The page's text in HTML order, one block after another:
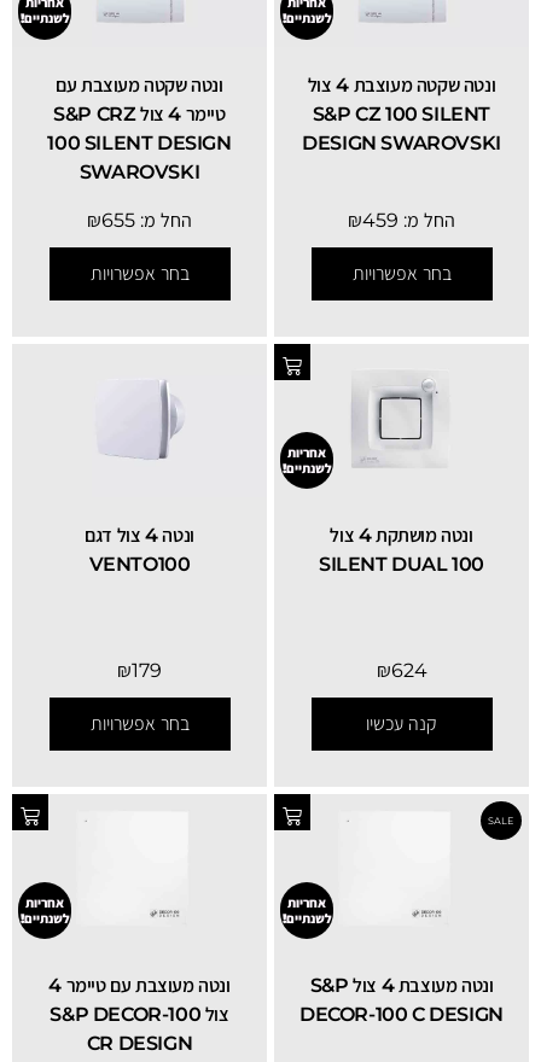
SALE
‏ונטה שקטה מעוצבת 4 צול
S&P CZ 100 SILENT
DESIGN SWAROVSKI
החל מ: ₪459
בחר אפשרויות
לשנתיים!
‏ונטה שקטה מעוצבת עם
טיימר 4 צול S&P CRZ
100 SILENT DESIGN
SWAROVSKI
החל מ: ₪655
בחר אפשרויות
לשנתיים!
ונטה מושתקת 4 צול
SILENT DUAL 100
₪624
קנה עכשיו
אחריות
לשנתיים!
ונטה 4 צול דגם
VENTO100
₪179
בחר אפשרויות
‏ונטה מעוצבת 4 צול S&P
DECOR-100 C DESIGN
אחריות
לשנתיים!
‏ונטה מעוצבת עם טיימר 4
צול S&P DECOR-100
CR DESIGN
אחריות
לשנתיים!